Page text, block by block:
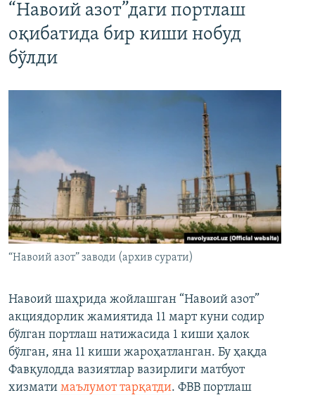
“Навоий азот”даги портлаш
оқибатида бир киши нобуд
бўлди
“Навоий азот” заводи (архив сурати)
Навоий шаҳрида жойлашган “Навоий азот”
акциядорлик жамиятида 11 март куни содир
бўлган портлаш натижасида 1 киши ҳалок
бўлган, яна 11 киши жароҳатланган. Бу ҳақда
Фавқулодда вазиятлар вазирлиги матбуот
хизмати маълумот тарқатди. ФВВ портлаш